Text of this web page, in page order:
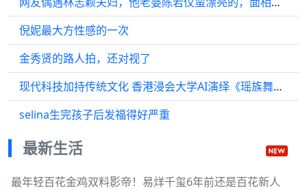
倪妮最大方性感的一次
金秀贤的路人拍，还对视了
现代科技加持传统文化 香港浸会大学AI演绎《瑶族舞曲》
selina生完孩子后发福得好严重
最新生活
最年轻百花金鸡双料影帝！易烊千玺6年前还是百花新人